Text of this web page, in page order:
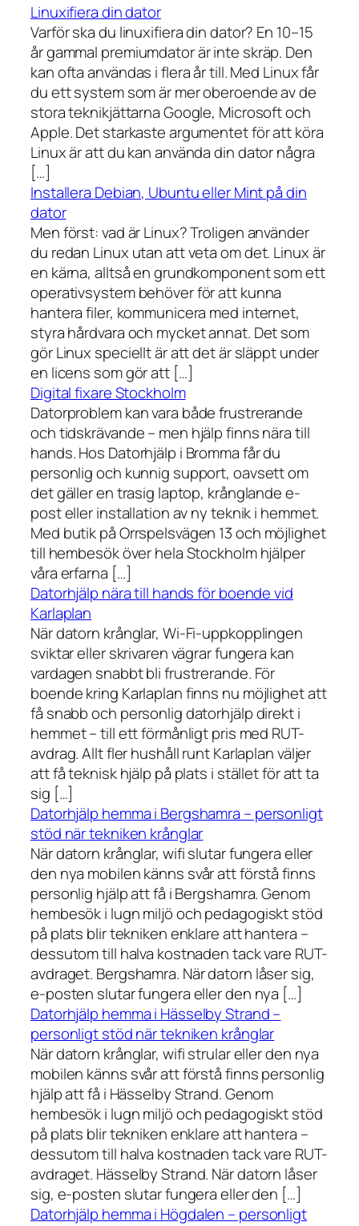
Linuxifiera din dator
Varför ska du linuxifiera din dator? En 10–15
år gammal premiumdator är inte skräp. Den
kan ofta användas i flera år till. Med Linux får
du ett system som är mer oberoende av de
stora teknikjättarna Google, Microsoft och
Apple. Det starkaste argumentet för att köra
Linux är att du kan använda din dator några
[…]
Installera Debian, Ubuntu eller Mint på din
dator
Men först: vad är Linux? Troligen använder
du redan Linux utan att veta om det. Linux är
en kärna, alltså en grundkomponent som ett
operativsystem behöver för att kunna
hantera filer, kommunicera med internet,
styra hårdvara och mycket annat. Det som
gör Linux speciellt är att det är släppt under
en licens som gör att […]
Digital fixare Stockholm
Datorproblem kan vara både frustrerande
och tidskrävande – men hjälp finns nära till
hands. Hos Datorhjälp i Bromma får du
personlig och kunnig support, oavsett om
det gäller en trasig laptop, krånglande e-
post eller installation av ny teknik i hemmet.
Med butik på Orrspelsvägen 13 och möjlighet
till hembesök över hela Stockholm hjälper
våra erfarna […]
Datorhjälp nära till hands för boende vid
Karlaplan
När datorn krånglar, Wi-Fi-uppkopplingen
sviktar eller skrivaren vägrar fungera kan
vardagen snabbt bli frustrerande. För
boende kring Karlaplan finns nu möjlighet att
få snabb och personlig datorhjälp direkt i
hemmet – till ett förmånligt pris med RUT-
avdrag. Allt fler hushåll runt Karlaplan väljer
att få teknisk hjälp på plats i stället för att ta
sig […]
Datorhjälp hemma i Bergshamra – personligt
stöd när tekniken krånglar
När datorn krånglar, wifi slutar fungera eller
den nya mobilen känns svår att förstå finns
personlig hjälp att få i Bergshamra. Genom
hembesök i lugn miljö och pedagogiskt stöd
på plats blir tekniken enklare att hantera –
dessutom till halva kostnaden tack vare RUT-
avdraget. Bergshamra. När datorn låser sig,
e-posten slutar fungera eller den nya […]
Datorhjälp hemma i Hässelby Strand –
personligt stöd när tekniken krånglar
När datorn krånglar, wifi strular eller den nya
mobilen känns svår att förstå finns personlig
hjälp att få i Hässelby Strand. Genom
hembesök i lugn miljö och pedagogiskt stöd
på plats blir tekniken enklare att hantera –
dessutom till halva kostnaden tack vare RUT-
avdraget. Hässelby Strand. När datorn låser
sig, e-posten slutar fungera eller den […]
Datorhjälp hemma i Högdalen – personligt